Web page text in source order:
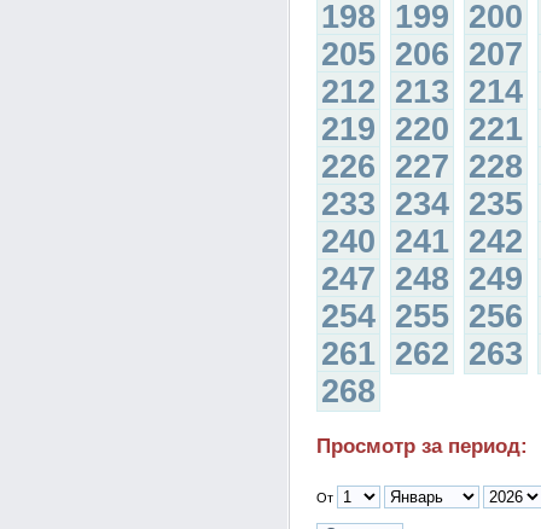
198 199 200
205 206 207
212 213 214
219 220 221
226 227 228
233 234 235
240 241 242
247 248 249
254 255 256
261 262 263
268
Просмотр за период:
От